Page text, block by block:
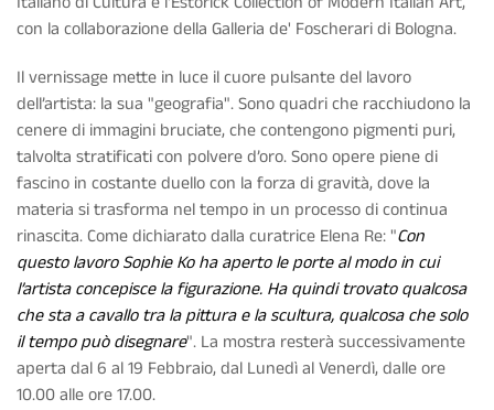
con la collaborazione della Galleria de' Foscherari di Bologna.
Il vernissage mette in luce il cuore pulsante del lavoro
dell’artista: la sua "geografia". Sono quadri che racchiudono la
cenere di immagini bruciate, che contengono pigmenti puri,
talvolta stratificati con polvere d’oro. Sono opere piene di
fascino in costante duello con la forza di gravità, dove la
materia si trasforma nel tempo in un processo di continua
rinascita. Come dichiarato dalla curatrice Elena Re: "Con
questo lavoro Sophie Ko ha aperto le porte al modo in cui
l’artista concepisce la figurazione. Ha quindi trovato qualcosa
che sta a cavallo tra la pittura e la scultura, qualcosa che solo
il tempo può disegnare". La mostra resterà successivamente
aperta dal 6 al 19 Febbraio, dal Lunedì al Venerdì, dalle ore
10.00 alle ore 17.00.